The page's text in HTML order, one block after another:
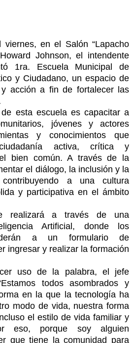
en el Salón “Lapacho
Johnson, el intendente
1ra. Escuela Municipal de
y Ciudadano, un espacio de
acción a fin de fortalecer las
esta escuela es capacitar a
jóvenes y actores
y conocimientos que
activa, crítica y
bien común. A través de la
el diálogo, la inclusión y la
contribuyendo a una cultura
y participativa en el ámbito
realizará a través de una
Artificial, donde los
a un formulario de
ingresar y realizar la formación
uso de la palabra, el jefe
todos asombrados y
en la que la tecnología ha
modo de vida, nuestra forma
el estilo de vida familiar y
eso, porque soy alguien
que tiene la comunidad para